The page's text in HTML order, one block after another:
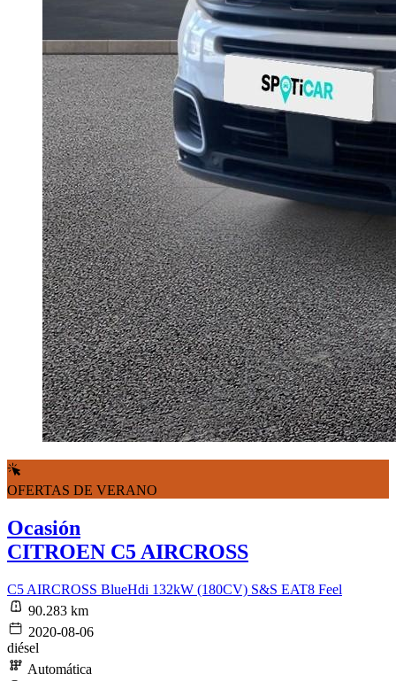
OFERTAS DE VERANO
Ocasión
CITROEN C5 AIRCROSS
C5 AIRCROSS BlueHdi 132kW (180CV) S&S EAT8 Feel
90.283 km
2020-08-06
diésel
Automática